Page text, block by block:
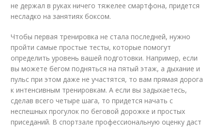
не держал в руках ничего тяжелее смартфона, придется
несладко на занятиях боксом.
Чтобы первая тренировка не стала последней, нужно
пройти самые простые тесты, которые помогут
определить уровень вашей подготовки. Например, если
вы можете бегом подняться на пятый этаж, а дыхание и
пульс при этом даже не участятся, то вам прямая дорога
к интенсивным тренировкам. А если вы задыхаетесь,
сделав всего четыре шага, то придется начать с
неспешных прогулок по беговой дорожке и простых
приседаний. В спортзале профессиональную оценку даст